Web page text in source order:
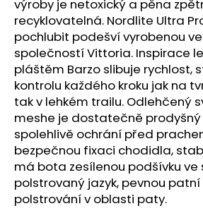
výroby je netoxický a pěna
recyklovatelná. Nordlite Ultra
pochlubit podešví vyrobenou
společností Vittoria. Inspirace
pláštěm Barzo slibuje rychlost,
kontrolu každého kroku jak na
tak v lehkém trailu. Odlehčený
meshe je dostatečně prodyšný
spolehlivě ochrání před
bezpečnou fixaci chodidla,
má bota zesílenou podšívku
polstrovaný jazyk, pevnou
polstrování v oblasti paty.
o
r
u
č
u
j
e
m
e
BOTY
CRAFT
XPLOR
PRO